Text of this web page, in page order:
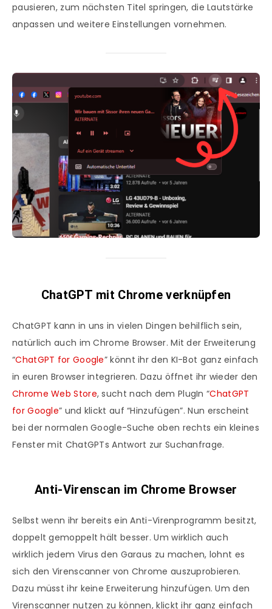
pausieren, zum nächsten Titel springen, die Lautstärke
anpassen und weitere Einstellungen vornehmen.
ChatGPT mit Chrome verknüpfen
ChatGPT kann in uns in vielen Dingen behilflich sein,
natürlich auch im Chrome Browser. Mit der Erweiterung
“ChatGPT for Google” könnt ihr den KI-Bot ganz einfach
in euren Browser integrieren. Dazu öffnet ihr wieder den
Chrome Web Store, sucht nach dem PlugIn “ChatGPT
for Google” und klickt auf “Hinzufügen”. Nun erscheint
bei der normalen Google-Suche oben rechts ein kleines
Fenster mit ChatGPTs Antwort zur Suchanfrage.
Anti-Virenscan im Chrome Browser
Selbst wenn ihr bereits ein Anti-Virenprogramm besitzt,
doppelt gemoppelt hält besser. Um wirklich auch
wirklich jedem Virus den Garaus zu machen, lohnt es
sich den Virenscanner von Chrome auszuprobieren.
Dazu müsst ihr keine Erweiterung hinzufügen. Um den
Virenscanner nutzen zu können, klickt ihr ganz einfach